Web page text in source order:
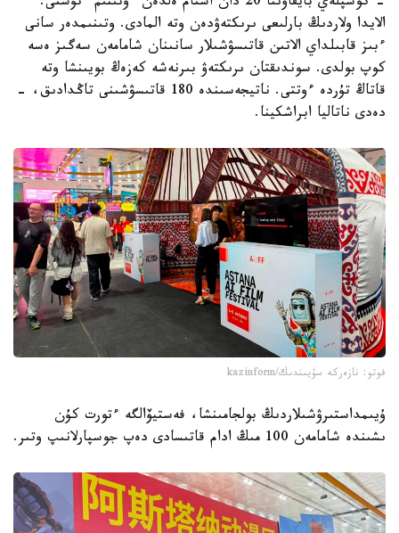
الايدا ولاردىڭ بارلىعى ىرىكتەۋدەن وتە المادى. وتىنىمدەر سانى
ءبىز قابىلداي الاتىن قاتىسۋشىلار سانىنان شامامەن سەگىز ەسە
كوپ بولدى. سوندىقتان ىرىكتەۋ بىرنەشە كەزەڭ بويىنشا وتە
قاتاڭ تۇردە ءوتتى. ناتيجەسىندە 180 قاتىسۋشىنى تاڭدادىق، -
دەدى ناتاليا ابراشكينا.
فوتو: نازەركە سۇيىندىك/kazinform
ۇيىمداستىرۋشىلاردىڭ بولجامىنشا، فەستيۆالگە ءتورت كۇن
ىشىندە شامامەن 100 مىڭ ادام قاتىسادى دەپ جوسپارلانىپ وتىر.